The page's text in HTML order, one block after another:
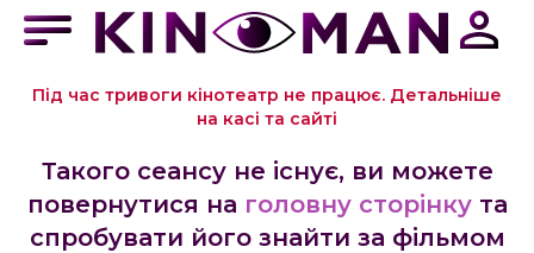
Під час тривоги кінотеатр не працює. Детальніше
на касі та сайті
Такого сеансу не існує, ви можете
повернутися на головну сторінку та
спробувати його знайти за фільмом